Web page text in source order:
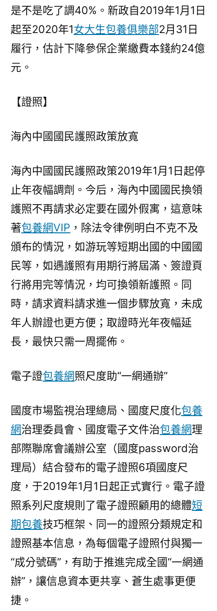
是不是吃了調40%。新政自2019年1月1日
起至2020年1女大生包養俱樂部2月31日
履行，估計下降參保企業繳費本錢約24億
元。
【證照】
海內中國國民護照政策放寬
海內中國國民護照政策2019年1月1日起停
止年夜幅調劑。今后，海內中國國民換領
護照不再請求必定要在國外假寓，這意味
著包養網VIP ，除法令律例明白不克不及
頒布的情況，如游玩等短期出國的中國國
民等，如遇護照有用期行將屆滿、簽證頁
行將用完等情況，均可換領新護照。同
時，請求資料請求進一個步驟放寬，未成
年人辦證也更方便；取證時光年夜幅延
長，最快只需一周擺佈。
電子證包養網照尺度助“一網通辦”
國度市場監視治理總局、國度尺度化包養
網治理委員會、國度電子文件治包養網理
部際聯席會議辦公室（國度password治
理局）結合發布的電子證照6項國度尺
度，于2019年1月1日起正式實行。電子證
照系列尺度規則了電子證照顧用的總體短
期包養技巧框架、同一的證照分類規定和
證照基本信息，為每個電子證照付與獨一
“成分號碼”，有助于推進完成全國“一網通
辦”，讓信息資本更共享、蒼生處事更便
捷。